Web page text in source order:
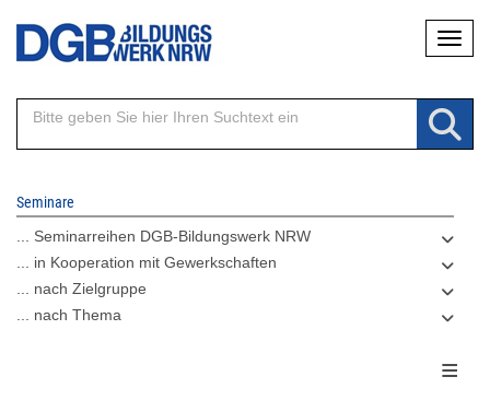
Direkt
Inhalt
Seminare
... Seminarreihen DGB-Bildungswerk NRW
... in Kooperation mit Gewerkschaften
... nach Zielgruppe
... nach Thema